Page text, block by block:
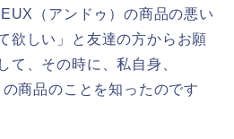
（アンドゥ）の商品の悪い
欲しい」と友達の方からお願
て、その時に、私自身、
商品のことを知ったのです